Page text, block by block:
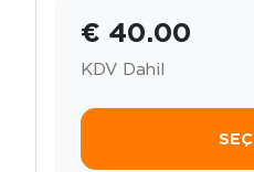
€ 40.00
KDV Dahil
SEÇ